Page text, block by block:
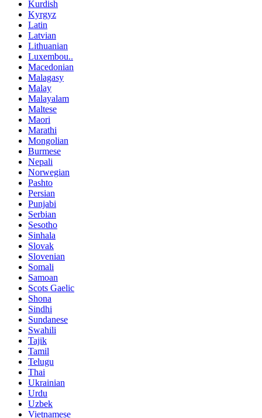
Kurdish
Kyrgyz
Latin
Latvian
Lithuanian
Luxembou..
Macedonian
Malagasy
Malay
Malayalam
Maltese
Maori
Marathi
Mongolian
Burmese
Nepali
Norwegian
Pashto
Persian
Punjabi
Serbian
Sesotho
Sinhala
Slovak
Slovenian
Somali
Samoan
Scots Gaelic
Shona
Sindhi
Sundanese
Swahili
Tajik
Tamil
Telugu
Thai
Ukrainian
Urdu
Uzbek
Vietnamese